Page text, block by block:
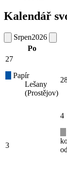
Kalendář
Srpen2026
Po
27
Papír
Lešany
(Prostějov)
3
4